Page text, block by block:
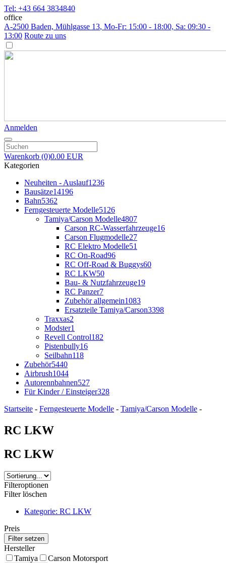
Tel: +43 664 3834840
office
A-2500 Baden, Mühlgasse 13, Mo-Fr: 15:00 - 18:00, Sa: 09:30 -
13:00 Route zu uns
Anmelden
Warenkorb (0)0.00 EUR
Kategorien
Neuheiten - Auslauf1236
Bausätze14196
Bahn5362
Ferngesteuerte Modelle5126
Tamiya/Carson Modelle4807
Carson RC-Wasserfahrzeuge16
Carson Flugmodelle27
RC Elektro Modelle51
RC On-Road96
RC Off-Road & Buggys60
RC LKW50
Bau- & Nutzfahrzeuge19
RC Panzer7
Zubehör allgemein1083
Ersatzteile Tamiya/Carson3398
Traxxas2
Modster1
Revell Control182
Pistenbully16
Seilbahn118
Zubehör5440
Airbrush1044
Autorennbahnen527
Für Kinder / Einsteiger328
Startseite - Ferngesteuerte Modelle - Tamiya/Carson Modelle -
RC LKW
RC LKW
Filteroptionen
Filter löschen
Kategorie: RC LKW
Preis
Hersteller
Tamiya
Carson Motorsport